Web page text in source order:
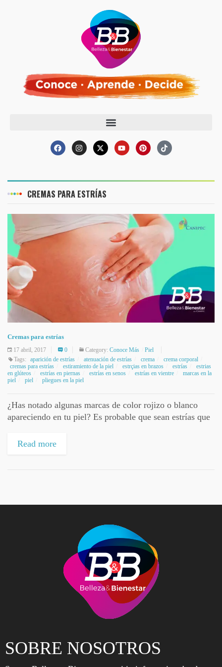
CREMAS PARA ESTRÍAS
Cremas para estrías
17 abril, 2017 0 Category: Conoce Más
Piel
Tags:
aparición de estrías atenuación de estrías crema
crema corporal
cremas para estrías
estiramiento de la piel estrçias en brazos estrías
estrias
en glúteos
estrías en piernas estrías en senos estrías en vientre
marcas en la
piel
piel pliegues en la piel
¿Has notado algunas marcas de color rojizo o blanco
apareciendo en tu piel? Es probable que sean estrías que
aparecen...
Read more
SOBRE NOSOTROS